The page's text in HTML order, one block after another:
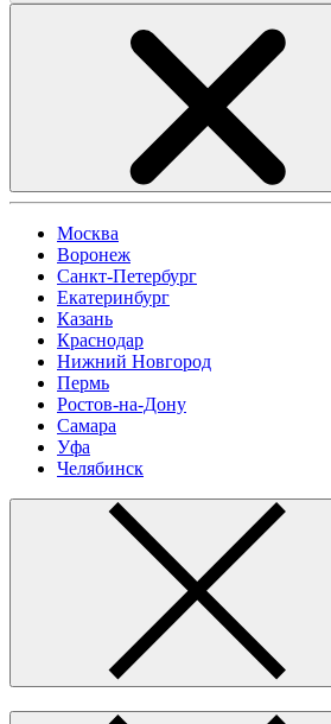
Москва
Воронеж
Санкт-Петербург
Екатеринбург
Казань
Краснодар
Нижний Новгород
Пермь
Ростов-на-Дону
Самара
Уфа
Челябинск